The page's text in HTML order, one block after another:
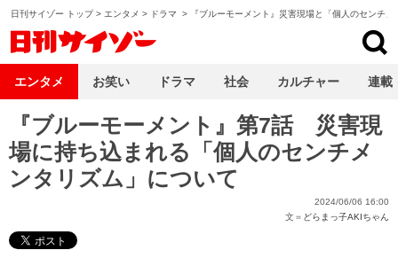
日刊サイゾー トップ> エンタメ > ドラマ > 『ブルーモーメント』災害現場と「個人のセンチ」
『ブルーモーメント』第7話 災害現
場に持ち込まれる「個人のセンチメ
ンタリズム」について
2024/06/06 16:00
文＝ どらまっ子AKIちゃん
エンタメ お笑い ドラマ 社会 カルチャー 連載